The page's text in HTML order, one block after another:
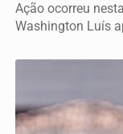
Ação ocorreu
Washington Luís